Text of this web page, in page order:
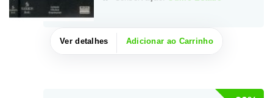
Ver detalhes Adicionar ao Carrinho